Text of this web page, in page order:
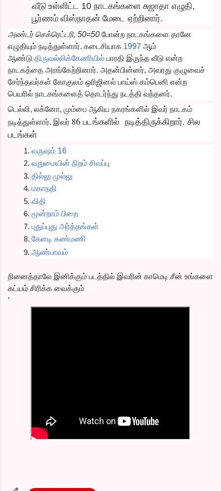
வீடு உள்ளிட்ட 10 நாடகங்களை சுஜாதா எழுதி,
பூர்ணம் விஸ்நாதன் மேடை ஏற்றினார்.
அண்டர் செக்ரெட்டரி, 50=50 போன்ற நாடகங்களை தானே
எழுதியும் நடித்துள்ளார். கடைசியாக 1997 ஆம்
ஆண்டு திருவல்லிக்கேணியில் பாரதி இருந்த வீடு என்ற
நாடகத்தை அரங்கேற்றினார். அதன்பின்னர், அவரது குழுவைச்
சேர்ந்தவர்கள் கோகுலம் ஒரிஜினல் பாய்ஸ் கம்பெனி என்ற
பெயரில் நாடகங்களைத் தொடர்ந்து நடத்தி வந்தனர்.
டெல்லி, லக்னோ, மும்பை ஆகிய நகரங்களில் இவர் நாடகம்
நடித்துள்ளார். இவர் 86 படங்களில் நடித்திருக்கிறார். சில
படங்கள்
வருஷம் 16
வறுமையின் நிறம் சிவப்பு
தில்லு முல்லு
மகாநதி
விதி
மூன்றாம் பிறை
புதுப்புது அர்த்தங்கள்
கேளடி கண்மணி
ஆண்பாவம்
நினைத்தாலே இனிக்கும் படத்தில் இவரின் காமெடி சீன் உங்களை
கட்யம் சிரிக்க வைக்கும்
‘